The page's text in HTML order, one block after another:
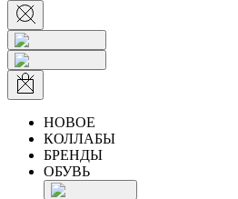
НОВОЕ
КОЛЛАБЫ
БРЕНДЫ
ОБУВЬ